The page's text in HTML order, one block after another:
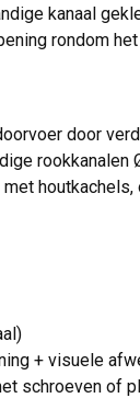
kanaal
rondom
door
+ visuele
schroeven of